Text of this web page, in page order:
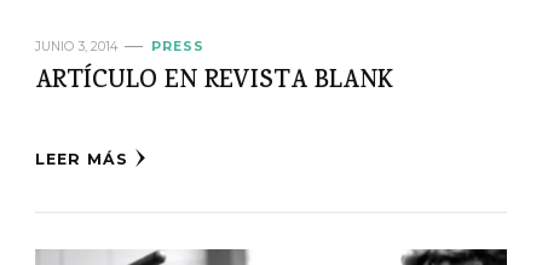
JUNIO 3, 2014 PRESS
ARTÍCULO EN REVISTA BLANK
LEER MÁS